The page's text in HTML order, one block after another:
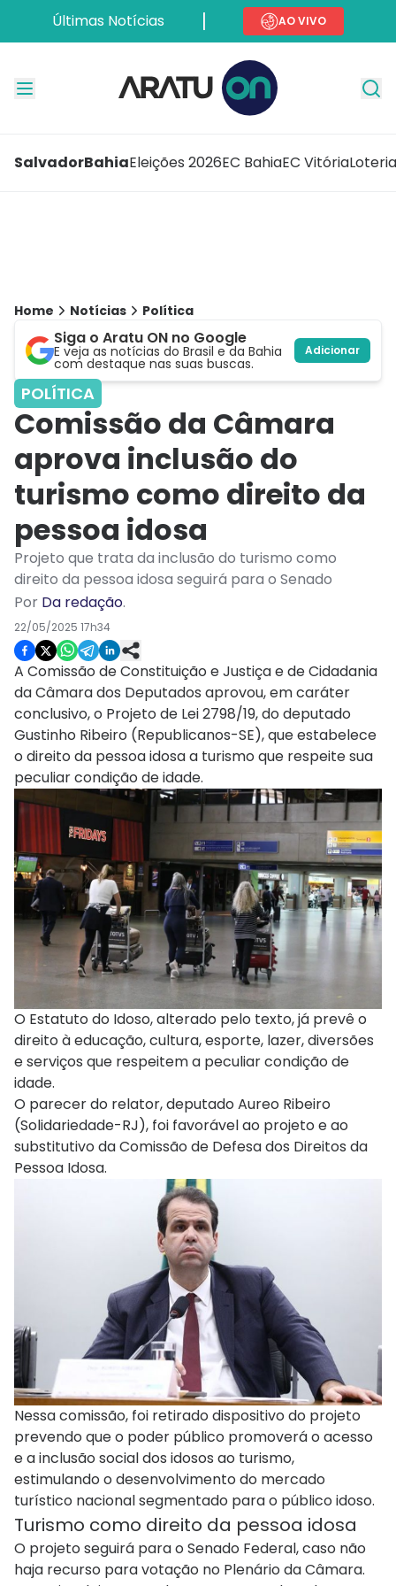
Últimas Notícias AO VIVO
SalvadorBahiaEleições 2026EC BahiaEC Vitória
Home Notícias Política
Siga o Aratu ON no Google
E veja as notícias do Brasil e da Bahia
com destaque nas suas buscas.
Adicionar
POLÍTICA
Comissão da Câmara
aprova inclusão do
turismo como direito da
pessoa idosa
Projeto que trata da inclusão do turismo como
direito da pessoa idosa seguirá para o Senado
Por Da redação.
22/05/2025 17h34
A Comissão de Constituição e Justiça e de Cidadania
da Câmara dos Deputados aprovou, emcaráter
conclusivo, o Projeto de Lei 2798/19, do deputado
Gustinho Ribeiro (Republicanos-SE), que estabelece
o direito da pessoa idosa a turismo que respeite sua
peculiar condição de idade.
O Estatuto do Idoso, alterado pelo texto, já prevê o
direito à educação, cultura, esporte, lazer, diversões
e serviços que respeitem a peculiar condição de
idade.
O parecer do relator, deputado Aureo Ribeiro
(Solidariedade-RJ), foi favorável ao projeto e ao
substitutivo da Comissão de Defesa dos Direitos da
Pessoa Idosa.
Nessa comissão, foi retirado dispositivo do projeto
prevendo que o poder público promoverá o acesso
e a inclusão social dos idosos ao turismo,
estimulando o desenvolvimento do mercado
turístico nacional segmentado para o público idoso.
Turismo como direito da pessoa idosa
O projeto seguirá para o Senado Federal, caso não
haja recurso para votação no Plenário da Câmara.